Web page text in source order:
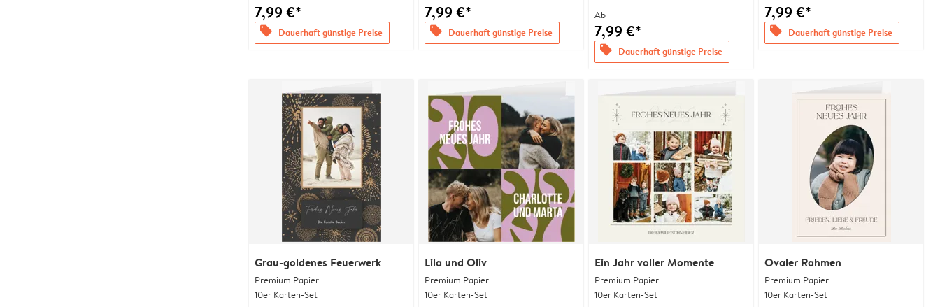
7,99 €*
offers Dauerhaft günstige Preise
7,99 €*
offers Dauerhaft günstige Preise
Ab
7,99 €*
offers Dauerhaft günstige Preise
7,99 €*
offers Dauerhaft günstige Preise
Grau-goldenes Feuerwerk
Premium Papier
10er Karten-Set
Lila und Oliv
Premium Papier
10er Karten-Set
Ein Jahr voller Momente
Premium Papier
10er Karten-Set
Ovaler Rahmen
Premium Papier
10er Karten-Set